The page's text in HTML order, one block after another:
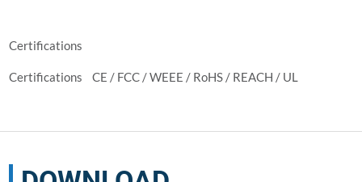
Certifications
Certifications CE / FCC / WEEE / RoHS / REACH / UL